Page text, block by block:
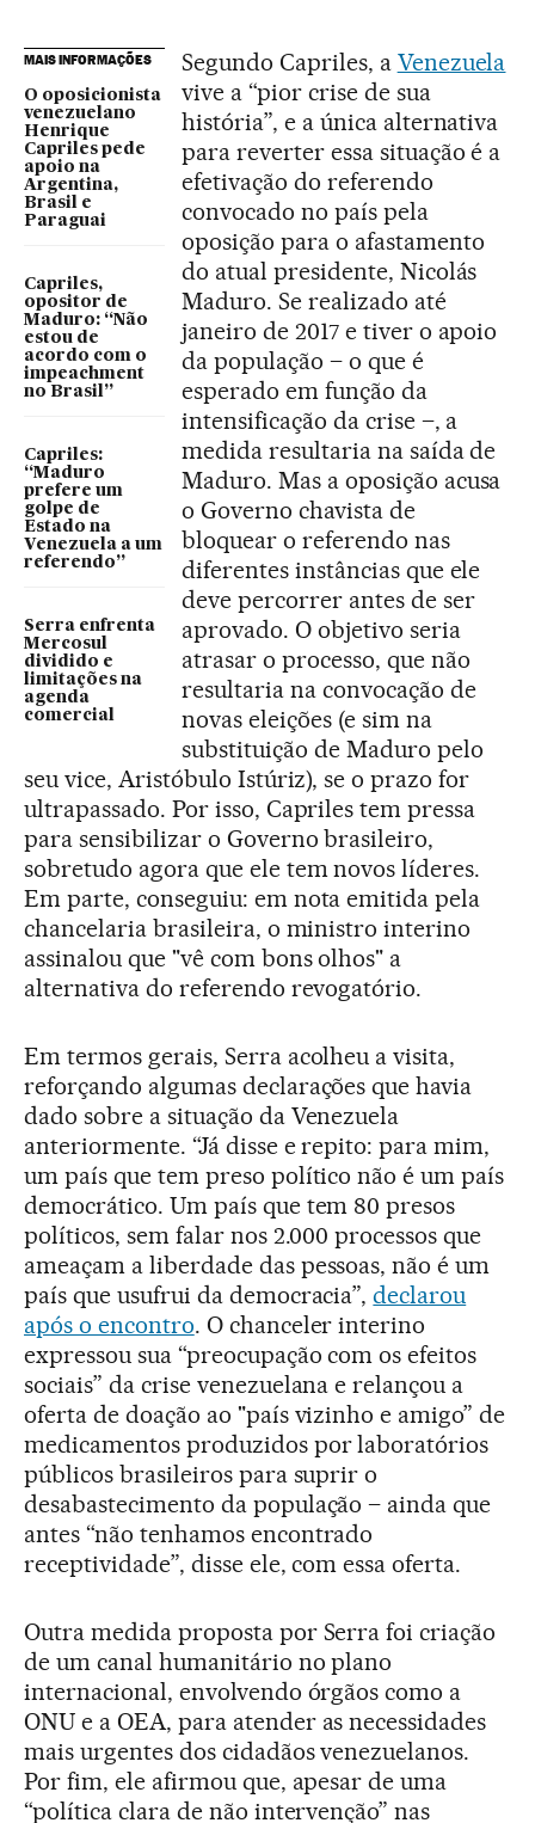
MAIS INFORMAÇÕES
O oposicionista
venezuelano
Henrique
Capriles pede
apoio na
Argentina,
Brasil e
Paraguai
Capriles,
opositor de
Maduro: “Não
estou de
acordo com o
impeachment
no Brasil”
Capriles:
“Maduro
prefere um
golpe de
Estado na
Venezuela a um
referendo”
Serra enfrenta
Mercosul
dividido e
limitações na
agenda
comercial
Segundo Capriles, a Venezuela
vive a “pior crise de sua
história”, e a única alternativa
para reverter essa situação é a
efetivação do referendo
convocado no país pela
oposição para o afastamento
do atual presidente, Nicolás
Maduro. Se realizado até
janeiro de 2017 e tiver o apoio
da população – o que é
esperado em função da
intensificação da crise –, a
medida resultaria na saída de
Maduro. Mas a oposição acusa
o Governo chavista de
bloquear o referendo nas
diferentes instâncias que ele
deve percorrer antes de ser
aprovado. O objetivo seria
atrasar o processo, que não
resultaria na convocação de
novas eleições (e sim na
substituição de Maduro pelo
seu vice, Aristóbulo Istúriz), se o prazo for
ultrapassado. Por isso, Capriles tem pressa
para sensibilizar o Governo brasileiro,
sobretudo agora que ele tem novos líderes.
Em parte, conseguiu: em nota emitida pela
chancelaria brasileira, o ministro interino
assinalou que "vê com bons olhos" a
alternativa do referendo revogatório.
Em termos gerais, Serra acolheu a visita,
reforçando algumas declarações que havia
dado sobre a situação da Venezuela
anteriormente. “Já disse e repito: para mim,
um país que tem preso político não é um país
democrático. Um país que tem 80 presos
políticos, sem falar nos 2.000 processos que
ameaçam a liberdade das pessoas, não é um
país que usufrui da democracia”,declarou
após o encontro. O chanceler interino
expressou sua “preocupação com os efeitos
sociais” da crise venezuelana e relançou a
oferta de doação ao "país vizinho e amigo” de
medicamentos produzidos por laboratórios
públicos brasileiros para suprir o
desabastecimento da população – ainda que
antes “não tenhamos encontrado
receptividade”, disse ele, com essa oferta.
Outra medida proposta por Serra foi criação
de um canal humanitário no plano
internacional, envolvendo órgãos como a
ONU e a OEA, para atender as necessidades
mais urgentes dos cidadãos venezuelanos.
Por fim, ele afirmou que, apesar de uma
“política clara de não intervenção” nas